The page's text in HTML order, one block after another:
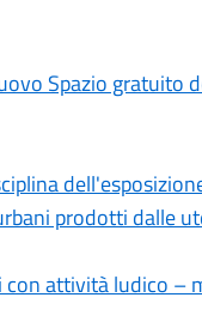
Spazio gratuito
prodotti dalle
attività ludico –